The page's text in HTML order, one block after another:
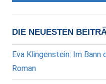
DIE NEUESTEN
Eva Klingenstein: Im
Roman